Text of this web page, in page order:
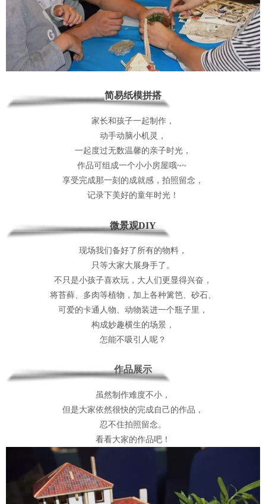
简易纸模拼搭
家长和孩子一起制作，
动手动脑小机灵，
一起度过无数温馨的亲子时光，
作品可组成一个小小房屋哦~~
享受完成那一刻的成就感，拍照留念，
记录下美好的童年时光！
微景观DIY
现场我们备好了所有的物料，
只等大家大展身手了。
不只是小孩子喜欢玩，大人们更显得兴奋，
将苔藓、多肉等植物，加上各种篱笆、砂石、
可爱的卡通人物、动物装进一个瓶子里，
构成妙趣横生的场景，
怎能不吸引人呢？
作品展示
虽然制作难度不小，
但是大家依然很快的完成自己的作品，
忍不住拍照留念。
看看大家的作品吧！